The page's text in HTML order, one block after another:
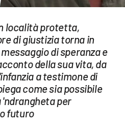
località protetta,
di giustizia torna in
di speranza e
della sua vita, da
a testimone di
come sia possibile
'ndrangheta per
futuro